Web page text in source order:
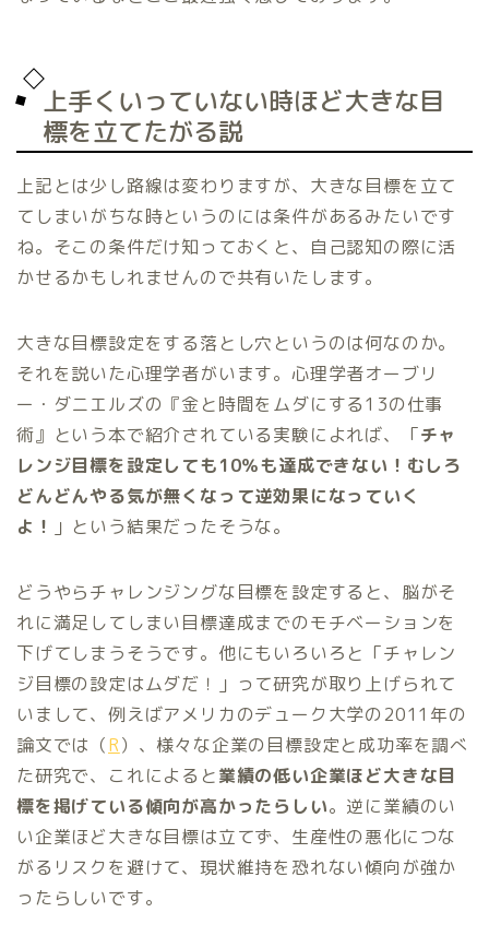
上手くいっていない時ほど大きな目
標を立てたがる説
上記とは少し路線は変わりますが、大きな目標を立て
てしまいがちな時というのには条件があるみたいです
ね。そこの条件だけ知っておくと、自己認知の際に活
かせるかもしれませんので共有いたします。
大きな目標設定をする落とし穴というのは何なのか。
それを説いた心理学者がいます。心理学者オーブリ
ー・ダニエルズの『金と時間をムダにする13の仕事
術』という本で紹介されている実験によれば、「チャ
レンジ目標を設定しても10％も達成できない！むしろ
どんどんやる気が無くなって逆効果になっていく
よ！ 」という結果だったそうな。
どうやらチャレンジングな目標を設定すると、脳がそ
れに満足してしまい目標達成までのモチベーションを
下げてしまうそうです。他にもいろいろと「チャレン
ジ目標の設定はムダだ！」って研究が取り上げられて
いまして、例えばアメリカのデューク大学の2011年の
論文では（R）、様々な企業の目標設定と成功率を調べ
た研究で、これによると業績の低い企業ほど大きな目
標を掲げている傾向が高かったらしい。逆に業績のい
い企業ほど大きな目標は立てず、生産性の悪化につな
がるリスクを避けて、現状維持を恐れない傾向が強か
ったらしいです。